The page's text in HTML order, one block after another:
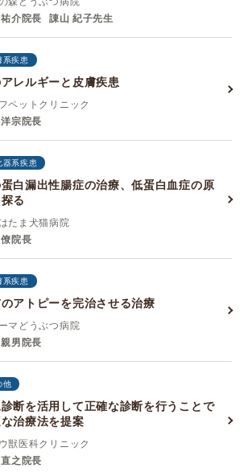
介院長
諌山 紀子先生
系疾患
レルギーと皮膚疾患
ペットクリニック
宗院長
器系疾患
白漏出性腸症の治療、低蛋白血症の原
る
たま犬猫病院
院長
系疾患
アトピーを完治させる治療
マどうぶつ病院
男院長
他
断を活用して正確な診断を行うことで
治療法を提案
獣医科クリニック
之院長